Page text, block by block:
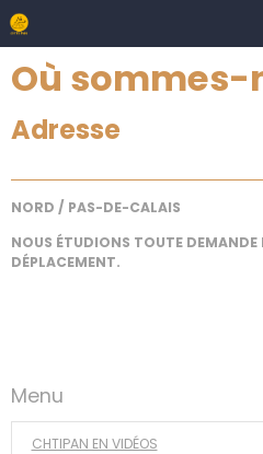
Où sommes-
Adresse
NORD / PAS-DE-CALAIS
NOUS ÉTUDIONS TOUTE DEMANDE
DÉPLACEMENT.
Menu
CHTIPAN EN VIDÉOS